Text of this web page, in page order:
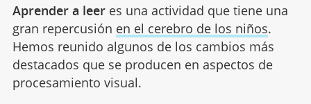
Aprender a leeres una actividad que tiene una
gran repercusión en el cerebro de los niños.
Hemos reunido algunos de los cambios más
destacados que se producen en aspectos de
procesamiento visual.